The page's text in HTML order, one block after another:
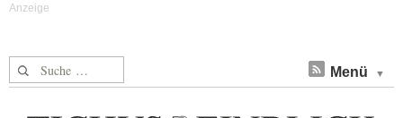
Suche nach: Menü